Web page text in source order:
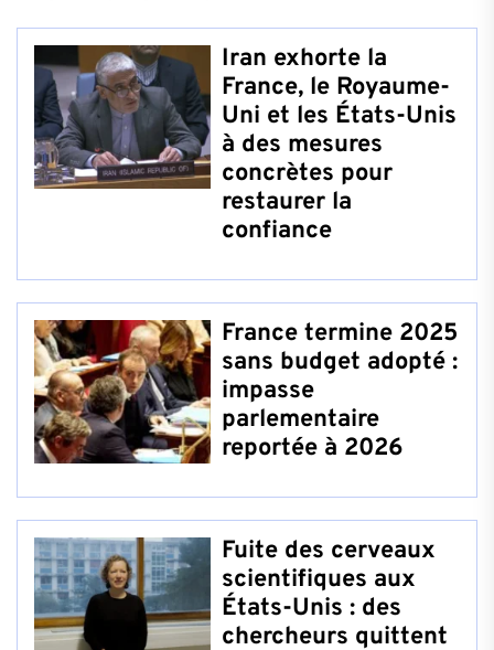
Iran exhorte la
France, le Royaume-
Uni et les États-Unis
à des mesures
concrètes pour
restaurer la
confiance
France termine 2025
sans budget adopté :
impasse
parlementaire
reportée à 2026
Fuite des cerveaux
scientifiques aux
États-Unis : des
chercheurs quittent